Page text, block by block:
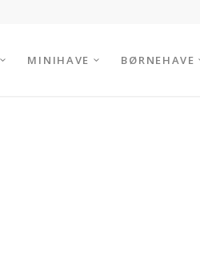
MINIHAVE BØRNEHAVE